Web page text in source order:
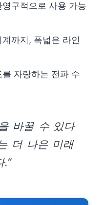
구적으로 사용 가능
까지, 폭넓은 라인
자랑하는 전파 수
바꿀 수 있다
더 나은 미래
.”